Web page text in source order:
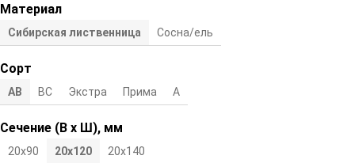
Материал
Сибирская лиственница Сосна/ель
Сорт
АВ ВС Экстра Прима А
Сечение (В х Ш), мм
20х90 20х120 20х140